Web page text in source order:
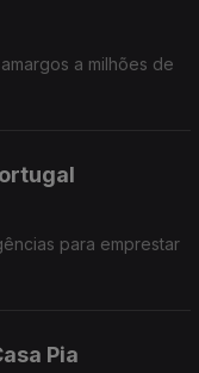
a milhões de
para emprestar
Pia